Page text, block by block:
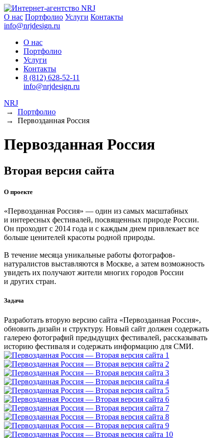
О нас Портфолио Услуги Контакты
info@nrjdesign.ru
О нас
Портфолио
Услуги
Контакты
8 (812) 628-52-11
info@nrjdesign.ru
NRJ
→ Портфолио
→ Первозданная Россия
Первозданная Россия
Вторая версия сайта
О проекте
«Первозданная Россия» — один из самых масштабных
и интересных фестивалей, посвященных природе России.
Он проходит с 2014 года и с каждым днем привлекает все
больше ценителей красоты родной природы.
В течение месяца уникальные работы фотографов-
натуралистов выставляются в Москве, а затем возможность
увидеть их получают жители многих городов России
и других стран.
Задача
Разработать вторую версию сайта «Первозданная Россия»,
обновить дизайн и структуру. Новый сайт должен содержать
галерею фотографий предыдущих фестивалей, рассказывать
историю фестиваля и содержать информацию для СМИ.